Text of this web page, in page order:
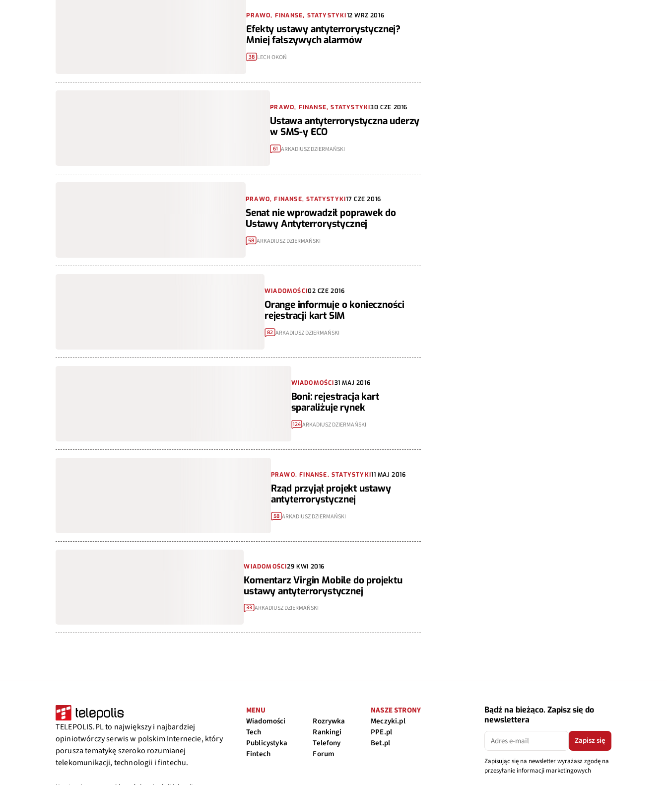
PRAWO, FINANSE, STATYSTYKI12 WRZ 2016
Efekty ustawy antyterrorystycznej?
Mniej fałszywych alarmów
38 LECH OKOŃ
PRAWO, FINANSE, STATYSTYKI30 CZE 2016
Ustawa antyterrorystyczna uderzy
w SMS-y ECO
61 ARKADIUSZ DZIERMAŃSKI
PRAWO, FINANSE, STATYSTYKI17 CZE 2016
Senat nie wprowadził poprawek do
Ustawy Antyterrorystycznej
58 ARKADIUSZ DZIERMAŃSKI
WIADOMOŚCI02 CZE 2016
Orange informuje o konieczności
rejestracji kart SIM
82 ARKADIUSZ DZIERMAŃSKI
WIADOMOŚCI31 MAJ 2016
Boni: rejestracja kart
sparaliżuje rynek
124 ARKADIUSZ DZIERMAŃSKI
PRAWO, FINANSE, STATYSTYKI11 MAJ 2016
Rząd przyjął projekt ustawy
antyterrorystycznej
58 ARKADIUSZ DZIERMAŃSKI
WIADOMOŚCI29 KWI 2016
Komentarz Virgin Mobile do projektu
ustawy antyterrorystycznej
33 ARKADIUSZ DZIERMAŃSKI
TELEPOLIS.PL to największy i najbardziej
opiniotwórczy serwis w polskim Internecie, który
porusza tematykę szeroko rozumianej
telekomunikacji, technologii i fintechu.
MENU
Wiadomości
Tech
Publicystyka
Fintech
Rozrywka
Rankingi
Telefony
Forum
NASZE STRONY
Meczyki.pl
PPE.pl
Bet.pl
Bądź na bieżąco. Zapisz się do
newslettera
Zapisz się
Zapisując się na newsletter wyrażasz zgodę na
przesyłanie informacji marketingowych